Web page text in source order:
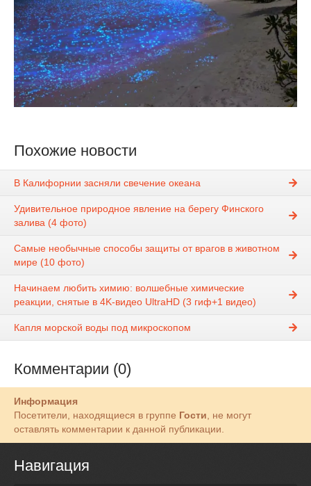
Похожие новости
В Калифорнии засняли свечение океана
Удивительное природное явление на берегу Финского
залива (4 фото)
Самые необычные способы защиты от врагов в животном
мире (10 фото)
Начинаем любить химию: волшебные химические
реакции, снятые в 4K-видео UltraHD (3 гиф+1 видео)
Капля морской воды под микроскопом
Комментарии (0)
Информация
Посетители, находящиеся в группе Гости , не могут
оставлять комментарии к данной публикации.
Навигация